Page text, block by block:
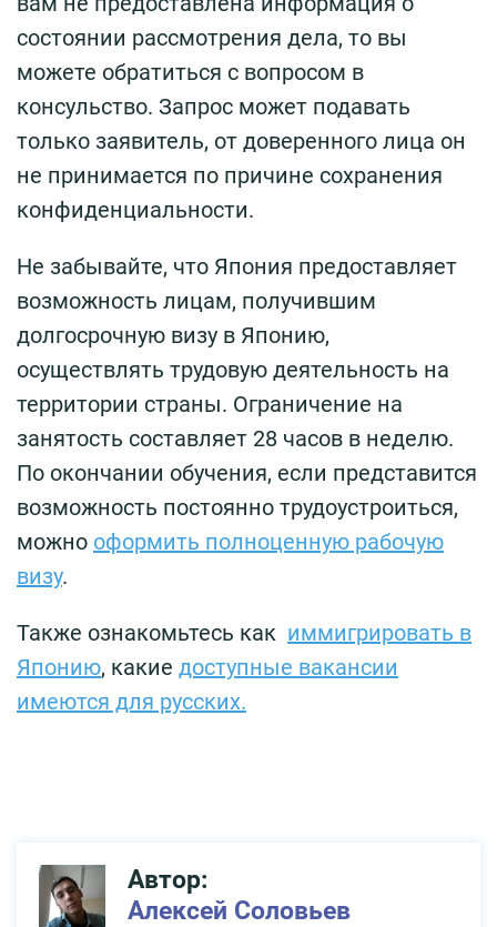
состоянии рассмотрения дела, то вы
можете обратиться с вопросом в
консульство. Запрос может подавать
только заявитель, от доверенного лица он
не принимается по причине сохранения
конфиденциальности.
Не забывайте, что Япония предоставляет
возможность лицам, получившим
долгосрочную визу в Японию,
осуществлять трудовую деятельность на
территории страны. Ограничение на
занятость составляет 28 часов в неделю.
По окончании обучения, если представится
возможность постоянно трудоустроиться,
можно оформить полноценную рабочую
визу.
Также ознакомьтесь как иммигрировать в
Японию, какие доступные вакансии
имеются для русских.
Автор:
Алексей Соловьев